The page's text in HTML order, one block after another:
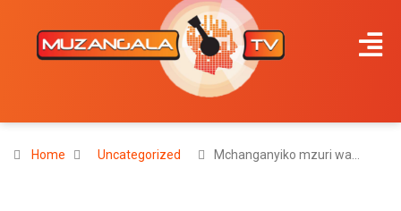
Home Uncategorized Mchanganyiko mzuri wa…